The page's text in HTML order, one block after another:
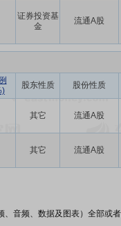
证券投资基
金
流通A股
股东性质 股份性质
其它 流通A股
其它 流通A股
音频、数据及图表）全部或